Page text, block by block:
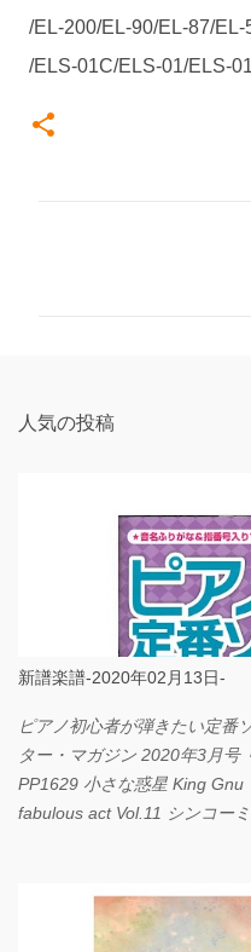
/EL-200/EL-90/EL-87/EL-
/ELS-01C/ELS-01/ELS-
人気の投稿
新譜楽譜-2020年02月13日-
ピアノ初心者が弾きたい定
ター・マガジン 2020年3月
PP1629 小さな惑星 King
fabulous act Vol.11 シンコー